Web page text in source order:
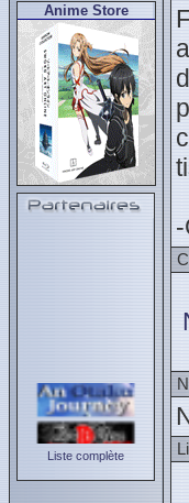
Anime Store
Liste complète